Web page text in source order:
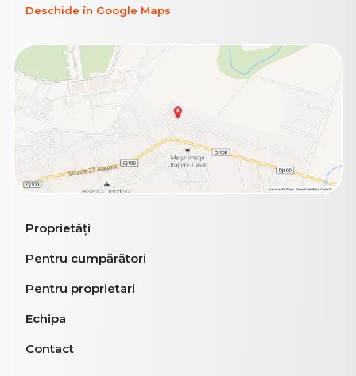
Deschide în Google Maps
Proprietăți
Pentru cumpărători
Pentru proprietari
Echipa
Contact